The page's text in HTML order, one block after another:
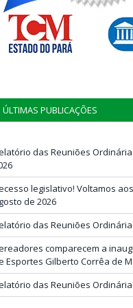
ÚLTIMAS PUBLICAÇÕES
das Reuniões
legislativo! Voltamos
de 2026
das Reuniões
comparecem a
Esportes Gilberto Corrêa de
das Reuniões